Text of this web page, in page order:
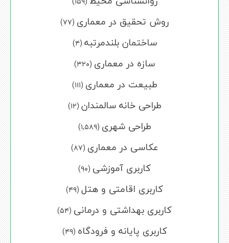
روش تحقیق در معماری (۷۷)
ساختمان بلندمرتبه (۴)
سازه در معماری (۳۲۰)
طبیعت در معماری (۱۱۱)
طراحی خانه سالمندان (۱۲)
طراحی شهری (۱,۵۸۹)
عکاسی در معماری (۸۷)
کاربری آموزشی (۹۰)
کاربری اقامتی و هتل (۴۹)
کاربری بهداشتی و درمانی (۵۴)
کاربری پایانه و فرودگاه (۴۹)